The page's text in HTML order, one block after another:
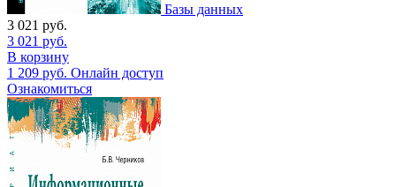
Базы данных
3 021 руб.
3 021 руб.
В корзину
1 209 руб. Онлайн доступ
Ознакомиться